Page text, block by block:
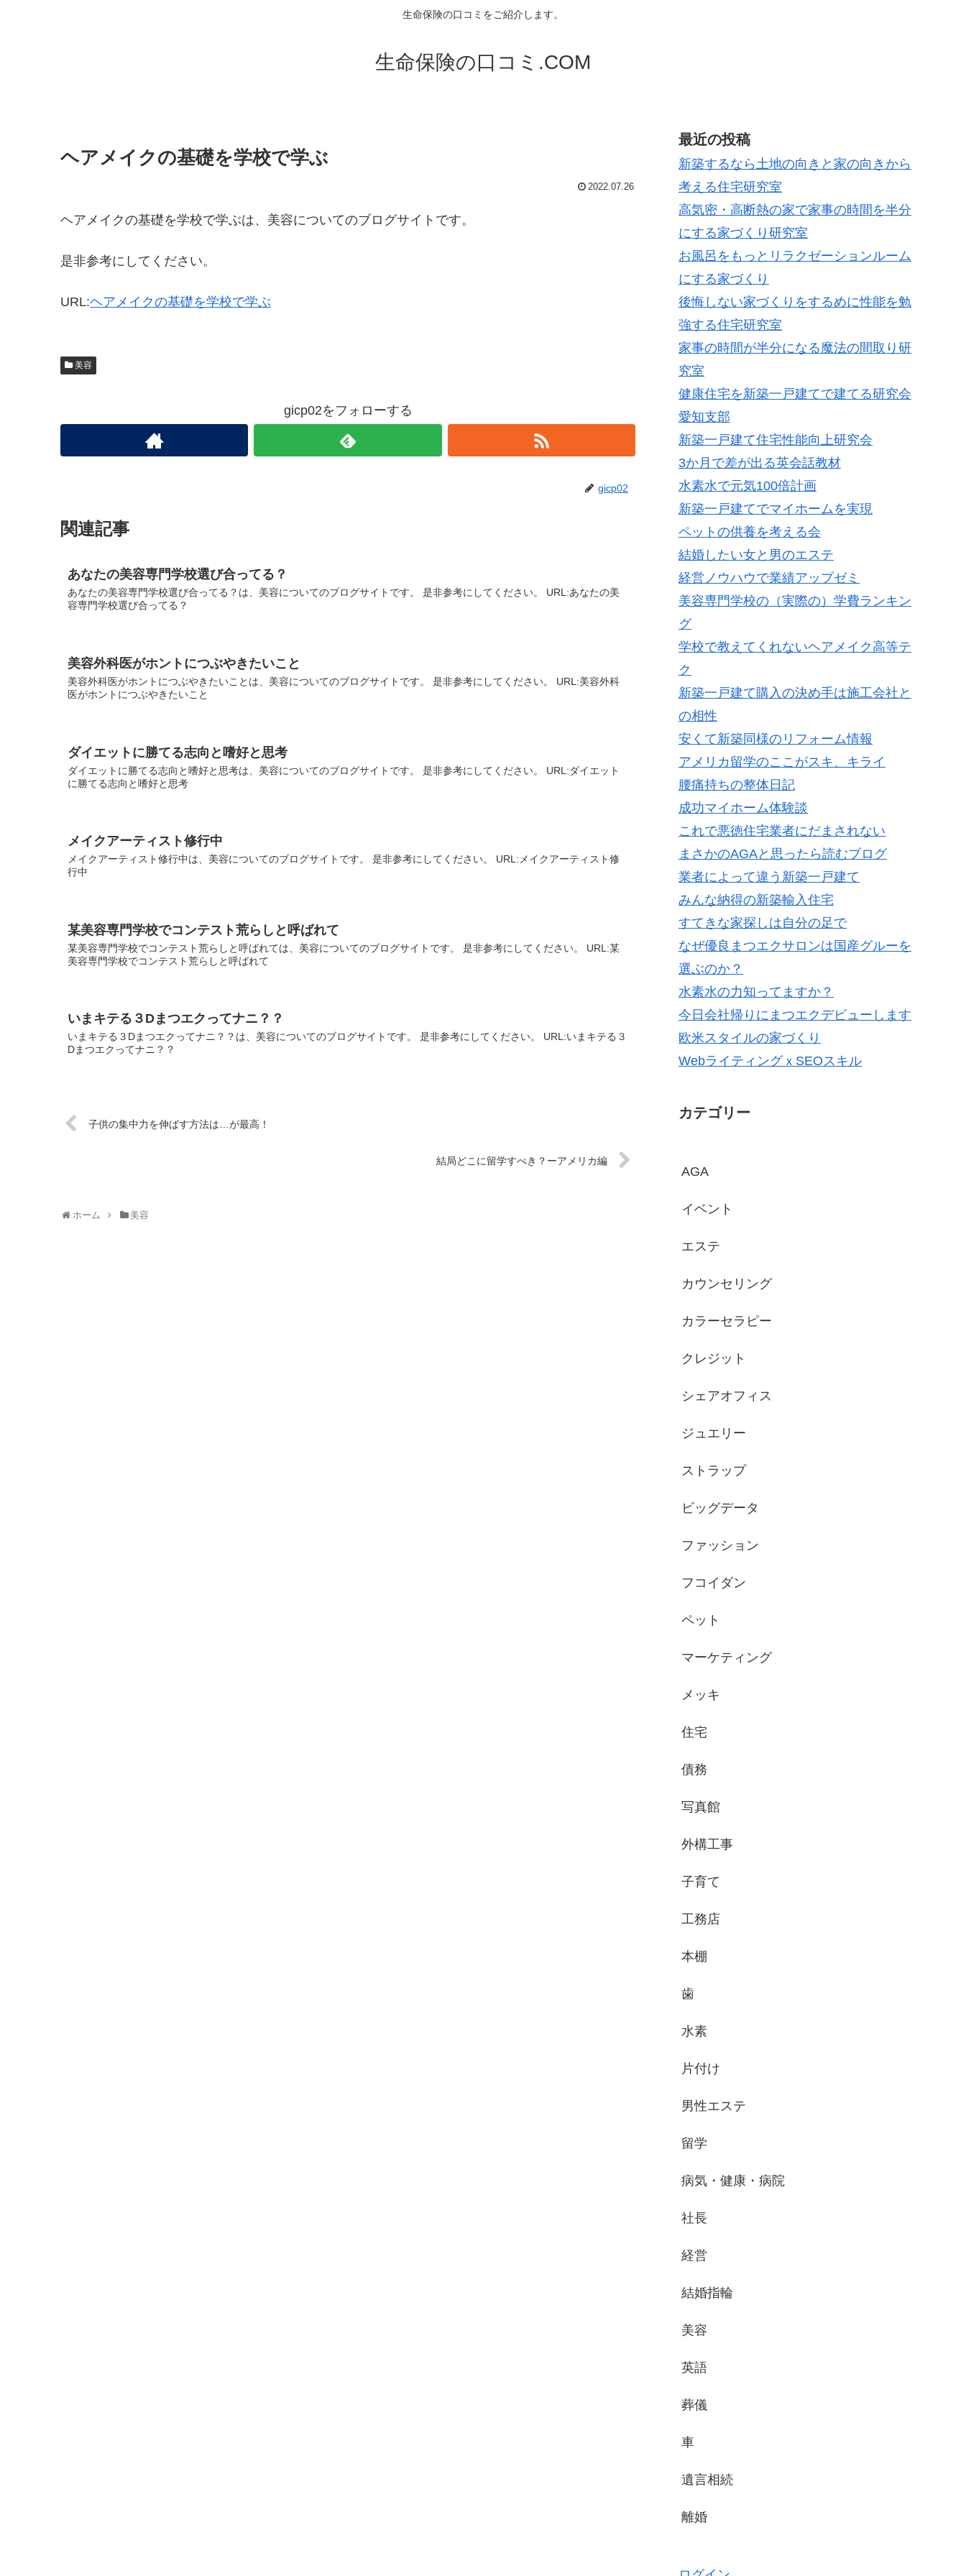
生命保険の口コミをご紹介します。
生命保険の口コミ.COM
ヘアメイクの基礎を学校で学ぶ
2022.07.26
ヘアメイクの基礎を学校で学ぶは、美容についてのブログサイトです。
是非参考にしてください。
URL:ヘアメイクの基礎を学校で学ぶ
美容
gicp02をフォローする
gicp02
関連記事
あなたの美容専門学校選び合ってる？
あなたの美容専門学校選び合ってる？は、美容についてのブログサイトです。 是非参考にしてください。 URL:あなたの美
容専門学校選び合ってる？
美容外科医がホントにつぶやきたいこと
美容外科医がホントにつぶやきたいことは、美容についてのブログサイトです。 是非参考にしてください。 URL:美容外科
医がホントにつぶやきたいこと
ダイエットに勝てる志向と嗜好と思考
ダイエットに勝てる志向と嗜好と思考は、美容についてのブログサイトです。 是非参考にしてください。 URL:ダイエット
に勝てる志向と嗜好と思考
メイクアーティスト修行中
メイクアーティスト修行中は、美容についてのブログサイトです。 是非参考にしてください。 URL:メイクアーティスト修
行中
某美容専門学校でコンテスト荒らしと呼ばれて
某美容専門学校でコンテスト荒らしと呼ばれては、美容についてのブログサイトです。 是非参考にしてください。 URL:某
美容専門学校でコンテスト荒らしと呼ばれて
いまキテる３Dまつエクってナニ？？
いまキテる３Dまつエクってナニ？？は、美容についてのブログサイトです。 是非参考にしてください。 URL:いまキテる３
Dまつエクってナニ？？
子供の集中力を伸ばす方法は…が最高！
結局どこに留学すべき？ーアメリカ編
ホーム 美容
最近の投稿
新築するなら土地の向きと家の向きから
考える住宅研究室
高気密・高断熱の家で家事の時間を半分
にする家づくり研究室
お風呂をもっとリラクゼーションルーム
にする家づくり
後悔しない家づくりをするめに性能を勉
強する住宅研究室
家事の時間が半分になる魔法の間取り研
究室
健康住宅を新築一戸建てで建てる研究会
愛知支部
新築一戸建て住宅性能向上研究会
3か月で差が出る英会話教材
水素水で元気100倍計画
新築一戸建てでマイホームを実現
ペットの供養を考える会
結婚したい女と男のエステ
経営ノウハウで業績アップゼミ
美容専門学校の（実際の）学費ランキン
グ
学校で教えてくれないヘアメイク高等テ
ク
新築一戸建て購入の決め手は施工会社と
の相性
安くて新築同様のリフォーム情報
アメリカ留学のここがスキ、キライ
腰痛持ちの整体日記
成功マイホーム体験談
これで悪徳住宅業者にだまされない
まさかのAGAと思ったら読むブログ
業者によって違う新築一戸建て
みんな納得の新築輸入住宅
すてきな家探しは自分の足で
なぜ優良まつエクサロンは国産グルーを
選ぶのか？
水素水の力知ってますか？
今日会社帰りにまつエクデビューします
欧米スタイルの家づくり
WebライティングｘSEOスキル
カテゴリー
AGA
イベント
エステ
カウンセリング
カラーセラピー
クレジット
シェアオフィス
ジュエリー
ストラップ
ビッグデータ
ファッション
フコイダン
ペット
マーケティング
メッキ
住宅
債務
写真館
外構工事
子育て
工務店
本棚
歯
水素
片付け
男性エステ
留学
病気・健康・病院
社長
経営
結婚指輪
美容
英語
葬儀
車
遺言相続
離婚